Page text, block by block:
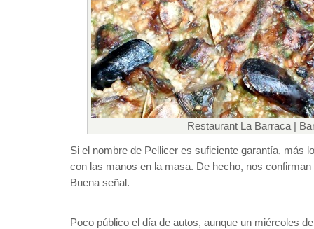
Restaurant La Barraca |
Si el nombre de Pellicer es suficiente garantía, más
con las manos en la masa. De hecho, nos
Buena señal.
Poco público el día de autos, aunque un miércoles